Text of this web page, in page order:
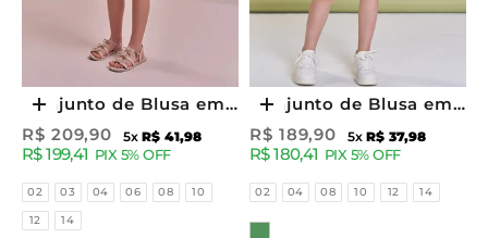
Escolher opções
Conjunto de Blusa em
Cotton e Short Saia em
Tecido Listrado Shine
93655 Kukiê Infantil
Menina
Preço promocional
R$ 209,90 5xR$ 41,98
R$ 199,41 PIX 5% OFF
Tamanhos
02 03 04 06 08
10
12
14
Escolher opções
Conjunto de Blusa em
Cotton e Shorts em
Cotelê 93938 Kukiê
Infantil Menina
Preço promocional
R$ 189,90 5xR$ 37,98
R$ 180,41 PIX 5% OFF
Tamanhos
02 04 08 10 12 14